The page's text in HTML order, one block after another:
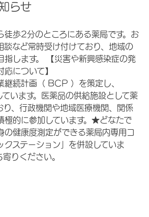
らせ
徒歩2分のところにある薬局です。お
談など常時受け付けており、地域の
指します。 【災害や新興感染症の発
について】
継続計画（ BCP ）を策定し、
います。医薬品の供給施設として薬
り、行政機関や地域医療機関、関係
極的に参加しています。★どなたで
の健康度測定ができる薬局内専用コ
クステーション」を併設していま
りください。